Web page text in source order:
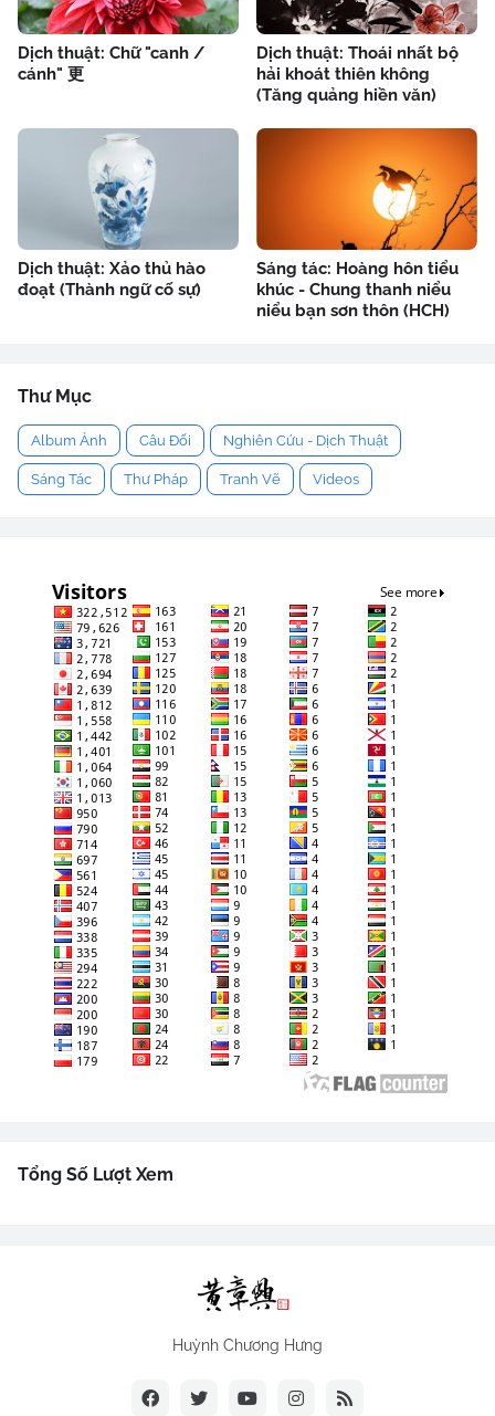
Dịch thuật: Chữ "canh /
cánh" 更
Dịch thuật: Thoái nhất bộ
hải khoát thiên không
(Tăng quảng hiền văn)
Dịch thuật: Xảo thủ hào
đoạt (Thành ngữ cố sự)
Sáng tác: Hoàng hôn tiểu
khúc - Chung thanh niểu
niểu bạn sơn thôn (HCH)
Thư Mục
Album Ảnh Câu Đối Nghiên Cứu - Dịch Thuật
Sáng Tác Thư Pháp Tranh Vẽ Videos
Tổng Số Lượt Xem
Huỳnh Chương Hưng